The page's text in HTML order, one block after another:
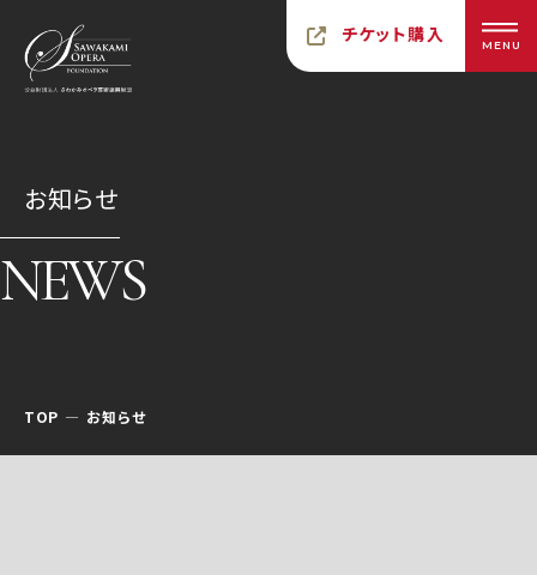
チケット購入 MENU
お知らせ
NEWS
TOP お知らせ